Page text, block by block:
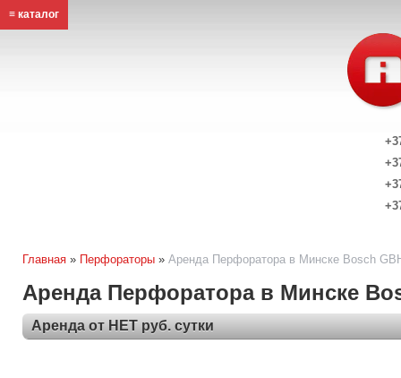
≡ каталог
Главная » Перфораторы » Аренда Перфоратора в Минске Bosch
Аренда Перфоратора в Минске
Аренда от НЕТ руб. сутки